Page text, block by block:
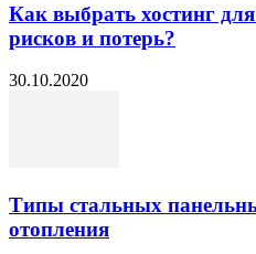
Как выбрать хостинг
рисков и потерь?
30.10.2020
Типы стальных
отопления